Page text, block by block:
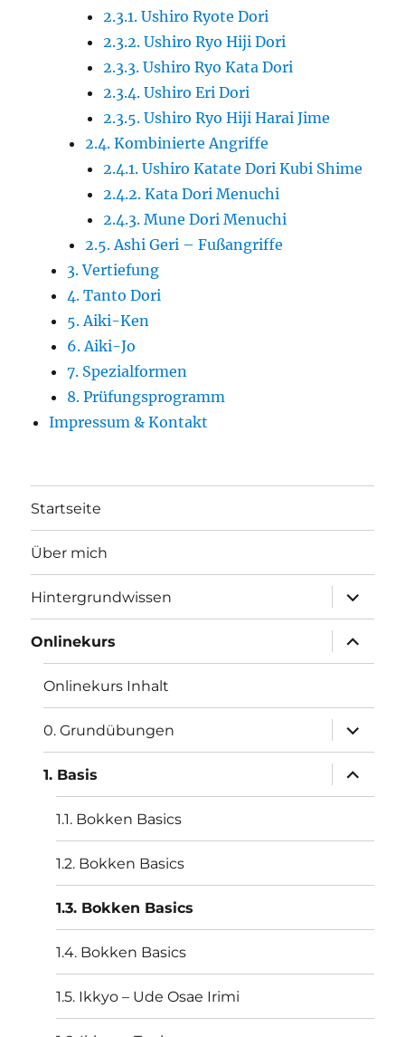
2.3.1. Ushiro Ryote Dori
2.3.2. Ushiro Ryo Hiji Dori
2.3.3. Ushiro Ryo Kata Dori
2.3.4. Ushiro Eri Dori
2.3.5. Ushiro Ryo Hiji Harai Jime
2.4. Kombinierte Angriffe
2.4.1. Ushiro Katate Dori Kubi Shime
2.4.2. Kata Dori Menuchi
2.4.3. Mune Dori Menuchi
2.5. Ashi Geri – Fußangriffe
3. Vertiefung
4. Tanto Dori
5. Aiki-Ken
6. Aiki-Jo
7. Spezialformen
8. Prüfungsprogramm
Impressum & Kontakt
Startseite
Über mich
Hintergrundwissen
öffnen
Onlinekurs
öffnen
Onlinekurs Inhalt
0. Grundübungen
öffnen
1. Basis
öffnen
1.1. Bokken Basics
1.2. Bokken Basics
1.3. Bokken Basics
1.4. Bokken Basics
1.5. Ikkyo – Ude Osae Irimi